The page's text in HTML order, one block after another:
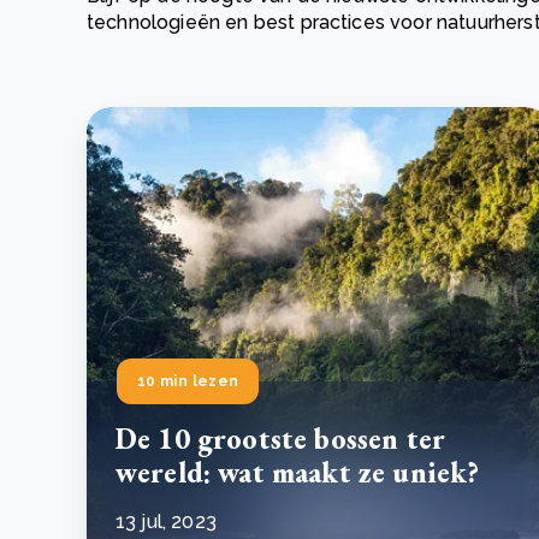
Green Wheels: transformerende stap voor
Lees
technologieën en best practices voor
10 min lezen
De 10 grootste bossen ter
wereld: wat maakt ze uniek?
13 jul, 2023